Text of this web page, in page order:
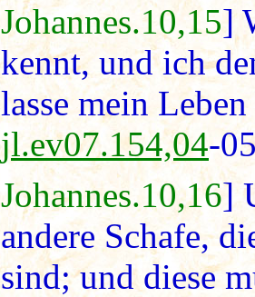
Johannes.10,15]
kennt, und ich
lasse mein
jl.ev07.154,04-
Johannes.10,16]
andere Schafe,
sind; und diese